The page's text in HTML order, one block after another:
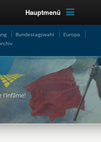
Hauptmenü
Bundestagswahl
Europa